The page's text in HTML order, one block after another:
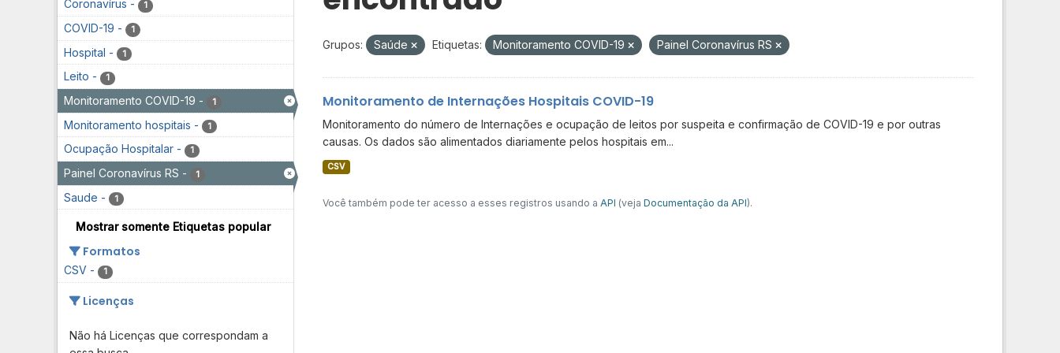
Coronavírus - 1
COVID-19 - 1
Hospital - 1
Leito - 1
Monitoramento COVID-19 - 1
Monitoramento hospitais - 1
Ocupação Hospitalar - 1
Painel Coronavírus RS - 1
Saude - 1
Mostrar somente Etiquetas popular
Formatos
CSV - 1
Licenças
Não há Licenças que correspondam a
Grupos: Saúde Etiquetas: Monitoramento COVID-19 Painel Coronavírus RS
Monitoramento de Internações Hospitais COVID-19
Monitoramento do número de Internações e ocupação de leitos por suspeita e confirmação de COVID-19 e por outras
causas. Os dados são alimentados diariamente pelos hospitais em...
CSV
Você também pode ter acesso a esses registros usando a API (veja Documentação da API).